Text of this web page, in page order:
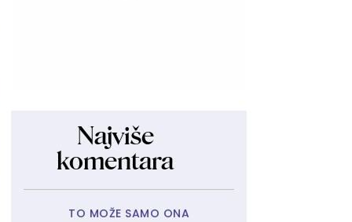
Najviše
komentara
TO MOŽE SAMO ONA